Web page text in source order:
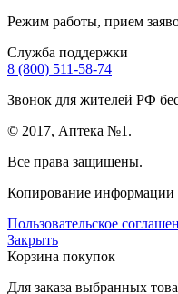
Режим работы, прием
Служба поддержки
8 (800) 511-58-74
Звонок для жителей РФ
© 2017, Аптека №1.
Все права защищены.
Копирование информации
Пользовательское
Закрыть
Корзина покупок
Для заказа выбранных